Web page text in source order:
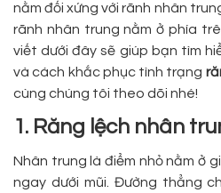
nằm đối xứng với rãnh nhân
rãnh nhân trung nằm ở phía
viết dưới đây sẽ giúp bạn tìm
và cách khắc phục tình trạng
cùng chúng tôi theo dõi nhé!
1. Răng lệch nhân
Nhân trung là điểm nhỏ nằm ở
ngay dưới mũi. Đường thẳng